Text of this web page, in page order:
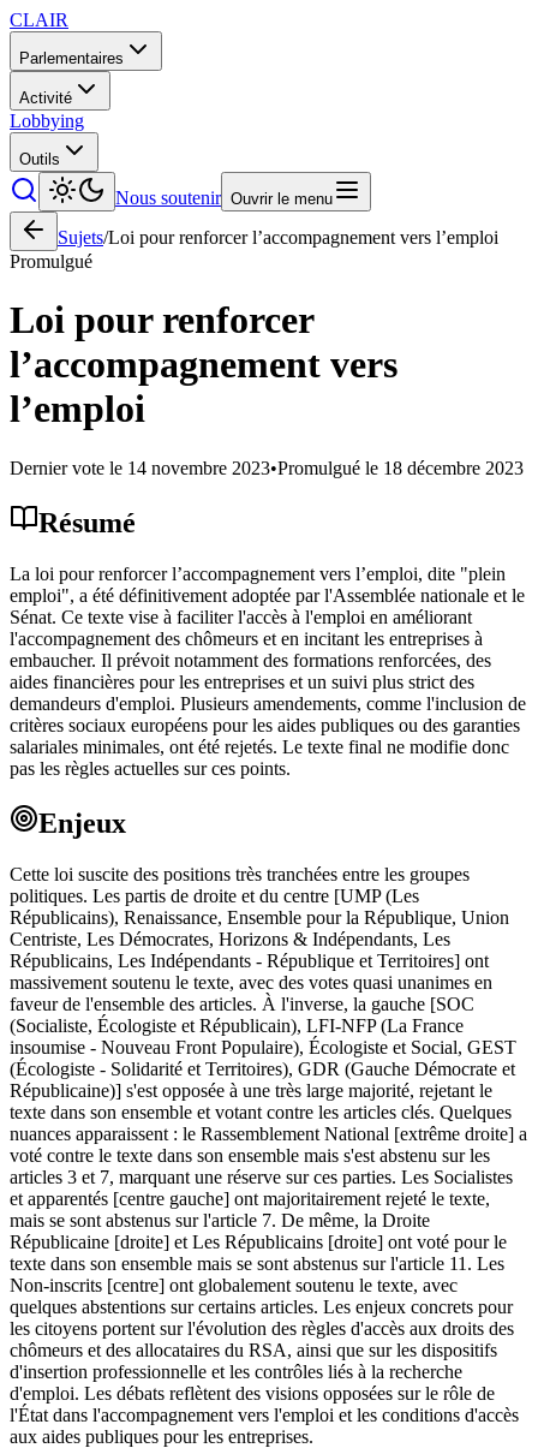
CLAIR
Parlementaires
Activité
Lobbying
Outils
Nous soutenir Ouvrir le menu
Sujets/Loi pour renforcer l’accompagnement vers l’emploi
Promulgué
Loi pour renforcer
l’accompagnement vers
l’emploi
Dernier vote le 14 novembre 2023•Promulgué le 18 décembre 2023
Résumé
La loi pour renforcer l’accompagnement vers l’emploi, dite "plein
emploi", a été définitivement adoptée par l'Assemblée nationale et le
Sénat. Ce texte vise à faciliter l'accès à l'emploi en améliorant
l'accompagnement des chômeurs et en incitant les entreprises à
embaucher. Il prévoit notamment des formations renforcées, des
aides financières pour les entreprises et un suivi plus strict des
demandeurs d'emploi. Plusieurs amendements, comme l'inclusion de
critères sociaux européens pour les aides publiques ou des garanties
salariales minimales, ont été rejetés. Le texte final ne modifie donc
pas les règles actuelles sur ces points.
Enjeux
Cette loi suscite des positions très tranchées entre les groupes
politiques. Les partis de droite et du centre [UMP (Les
Républicains), Renaissance, Ensemble pour la République, Union
Centriste, Les Démocrates, Horizons & Indépendants, Les
Républicains, Les Indépendants - République et Territoires] ont
massivement soutenu le texte, avec des votes quasi unanimes en
faveur de l'ensemble des articles. À l'inverse, la gauche [SOC
(Socialiste, Écologiste et Républicain), LFI-NFP (La France
insoumise - Nouveau Front Populaire), Écologiste et Social, GEST
(Écologiste - Solidarité et Territoires), GDR (Gauche Démocrate et
Républicaine)] s'est opposée à une très large majorité, rejetant le
texte dans son ensemble et votant contre les articles clés. Quelques
nuances apparaissent : le Rassemblement National [extrême droite] a
voté contre le texte dans son ensemble mais s'est abstenu sur les
articles 3 et 7, marquant une réserve sur ces parties. Les Socialistes
et apparentés [centre gauche] ont majoritairement rejeté le texte,
mais se sont abstenus sur l'article 7. De même, la Droite
Républicaine [droite] et Les Républicains [droite] ont voté pour le
texte dans son ensemble mais se sont abstenus sur l'article 11. Les
Non-inscrits [centre] ont globalement soutenu le texte, avec
quelques abstentions sur certains articles. Les enjeux concrets pour
les citoyens portent sur l'évolution des règles d'accès aux droits des
chômeurs et des allocataires du RSA, ainsi que sur les dispositifs
d'insertion professionnelle et les contrôles liés à la recherche
d'emploi. Les débats reflètent des visions opposées sur le rôle de
l'État dans l'accompagnement vers l'emploi et les conditions d'accès
aux aides publiques pour les entreprises.